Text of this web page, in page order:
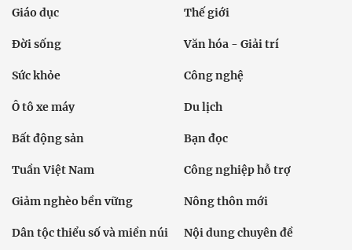
Giáo dục Thế giới
Đời sống Văn hóa - Giải trí
Sức khỏe Công nghệ
Ô tô xe máy Du lịch
Bất động sản Bạn đọc
Tuần Việt Nam Công nghiệp hỗ trợ
Giảm nghèo bền vững Nông thôn mới
Dân tộc thiểu số và miền núi Nội dung chuyên đề